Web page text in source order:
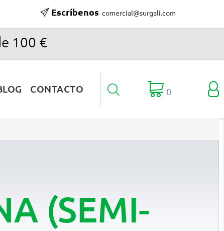
Escríbenos comercial@surgali.com
100 €
CONTACTO   0
(SEMI-